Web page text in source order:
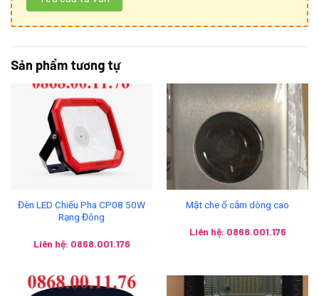
Sản phẩm tương tự
Đèn LED Chiếu Pha CP08 50W
Rạng Đông
Liên hệ: 0868.001.176
Mặt che ổ cắm dòng cao
Liên hệ: 0868.001.176